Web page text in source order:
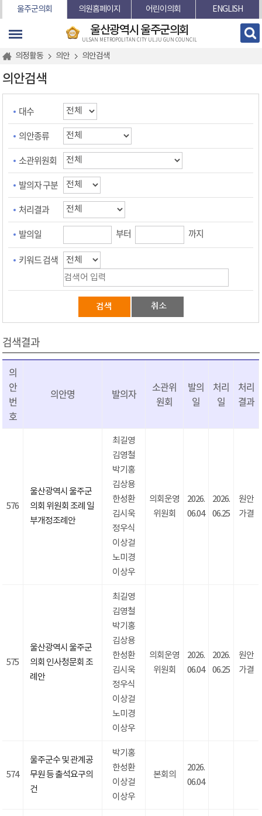
본문바로가기
울주군의회 의원홈페이지 어린이의회 ENGLISH
울산광역시 울주군의회
ULSAN METROPOLITAN CITY ULJU GUN COUNCIL
의정활동 의안 의안검색
의안검색
대수
의안종류
소관위원회
발의자 구분
처리결과
발의일
부터 까지
키워드 검색
검색결과
의
안
번
호
의안명 발의자
소관위
원회
발의
일
처리
일
처리
결과
576
울산광역시 울주군
의회 위원회 조례 일
부개정조례안
최길영
김영철
박기홍
김상용
한성환
김시욱
정우식
이상걸
노미경
이상우
의회운영
위원회
2026.
06.04
2026.
06.25
원안
가결
575
울산광역시 울주군
의회 인사청문회 조
례안
최길영
김영철
박기홍
김상용
한성환
김시욱
정우식
이상걸
노미경
이상우
의회운영
위원회
2026.
06.04
2026.
06.25
원안
가결
574
울주군수 및 관계공
무원 등 출석요구의
건
박기홍
한성환
이상걸
이상우
본회의
2026.
06.04